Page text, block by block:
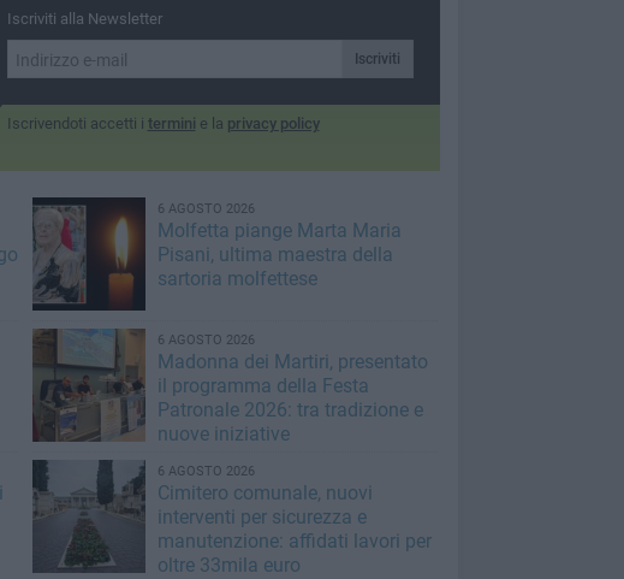
industriale
Iscriviti alla Newsletter
Iscriviti
Iscrivendoti accetti i termini e la privacy policy
6 AGOSTO 2026
Molfetta piange Marta Maria
Pisani, ultima maestra della
sartoria molfettese
6 AGOSTO 2026
Madonna dei Martiri, presentato
il programma della Festa
Patronale 2026: tra tradizione e
nuove iniziative
6 AGOSTO 2026
Cimitero comunale, nuovi
interventi per sicurezza e
manutenzione: affidati lavori per
oltre 33mila euro